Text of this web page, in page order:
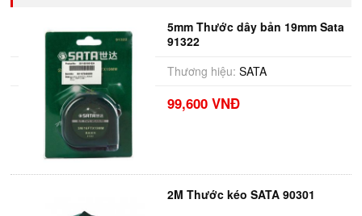
5mm Thước dây bản 19mm Sata
91322
Thương hiệu: SATA
99,600 VNĐ
2M Thước kéo SATA 90301